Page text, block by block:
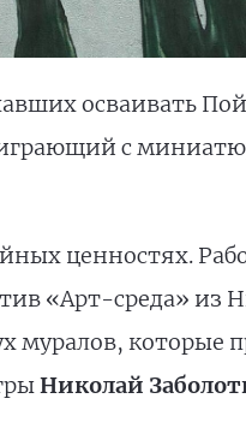
осваивать
играющий с
ценностях.
«Арт-среда» из
муралов, которые
Николай